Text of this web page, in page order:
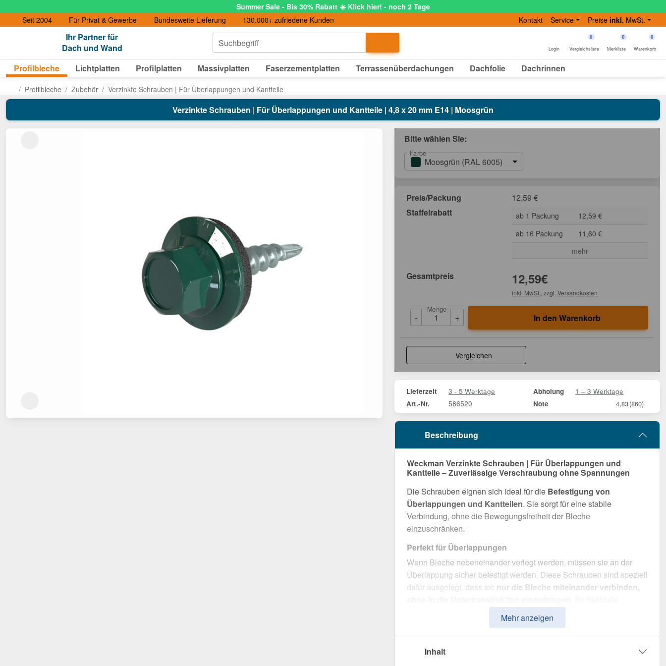
Summer Sale - Bis 30% Rabatt ☀️ Klick hier! - noch 2 Tage
Seit 2004
Für Privat & Gewerbe Bundesweite Lieferung 130.000+ zufriedene Kunden Kontakt Service Preise inkl. MwSt.
Ihr Partner für
Dach und Wand
Suchbegriff
Login
0
Vergleichsliste
0
Merkliste
0
Warenkorb
Profilbleche Lichtplatten Profilplatten Massivplatten Faserzementplatten Terrassenüberdachungen Dachfolie Dachrinnen
Profilbleche Zubehör Verzinkte Schrauben | Für Überlappungen und Kantteile
Verzinkte Schrauben | Für Überlappungen und Kantteile | 4,8 x 20 mm E14 | Moosgrün
Bitte wählen Sie:
Farbe
Moosgrün (RAL 6005)
Preis/Packung 12,59 €
Staffelrabatt
ab 1 Packung
12,59 €
ab 16 Packung
11,60 €
mehr
Gesamtpreis 12,59€
inkl. MwSt. , zzgl.Versandkosten
-
Menge
+ In den Warenkorb
Vergleichen
Lieferzeit 3 - 5 Werktage Abholung 1 – 3 Werktage
Art.-Nr. 586520 Note 4,83(860)
Beschreibung
Weckman Verzinkte Schrauben | Für Überlappungen und
Kantteile – Zuverlässige Verschraubung ohne Spannungen
Die Schrauben eignen sich ideal für die Befestigung von
Überlappungen und Kantteilen. Sie sorgt für eine stabile
Verbindung, ohne die Bewegungsfreiheit der Bleche
einzuschränken.
Perfekt für Überlappungen
Wenn Bleche nebeneinander verlegt werden, müssen sie an der
Überlappung sicher befestigt werden. Diese Schrauben sind speziell
dafür ausgelegt, dass sie nur die Bleche miteinander verbinden,
Kantteile werden mit diesen Schrauben zuverlässig fixiert. Dank der
Mehr anzeigen
Inhalt